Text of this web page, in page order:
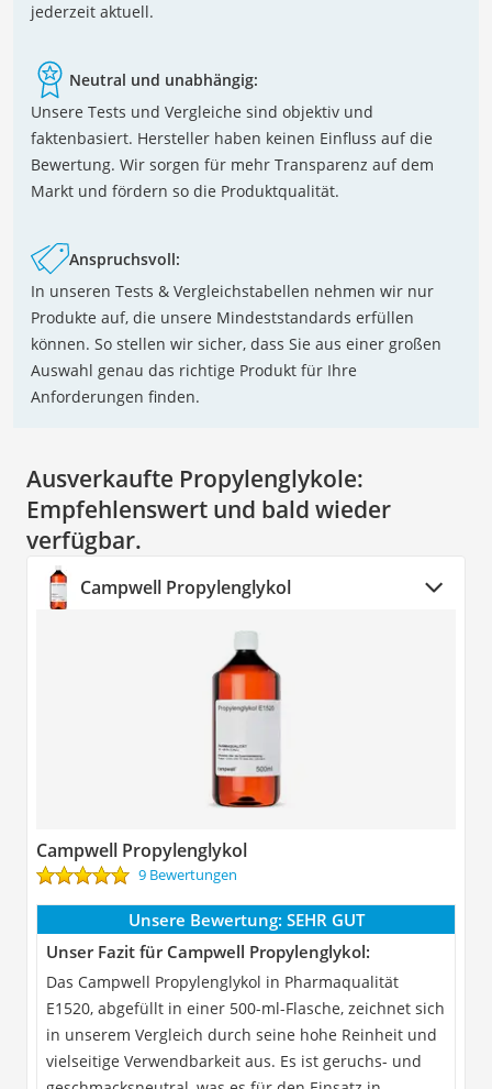
jederzeit aktuell.
Neutral und unabhängig:
Unsere Tests und Vergleiche sind objektiv und
faktenbasiert. Hersteller haben keinen Einfluss auf die
Bewertung. Wir sorgen für mehr Transparenz auf dem
Markt und fördern so die Produktqualität.
Anspruchsvoll:
In unseren Tests & Vergleichstabellen nehmen wir nur
Produkte auf, die unsere Mindeststandards erfüllen
können. So stellen wir sicher, dass Sie aus einer großen
Auswahl genau das richtige Produkt für Ihre
Anforderungen finden.
Ausverkaufte Propylenglykole:
Empfehlenswert und bald wieder
verfügbar.
Campwell Propylenglykol
Campwell Propylenglykol
9 Bewertungen
Unsere Bewertung: SEHR GUT
Unser Fazit für Campwell Propylenglykol:
Das Campwell Propylenglykol in Pharmaqualität
E1520, abgefüllt in einer 500-ml-Flasche, zeichnet sich
in unserem Vergleich durch seine hohe Reinheit und
vielseitige Verwendbarkeit aus. Es ist geruchs- und